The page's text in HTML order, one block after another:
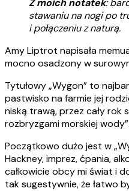
Z moich notatek:
stawaniu na nogi po
i połączeniu z naturą.
Amy Liptrot napisała
mocno osadzony w
Tytułowy „Wygon” to
pastwisko na farmie jej
niską trawą, przez cały rok
rozbryzgami morskiej wody”.
Początkowo dużo jest w
Hackney, imprez, ćpania,
całkowicie obcy mi świat i
tak sugestywnie, że łatwo